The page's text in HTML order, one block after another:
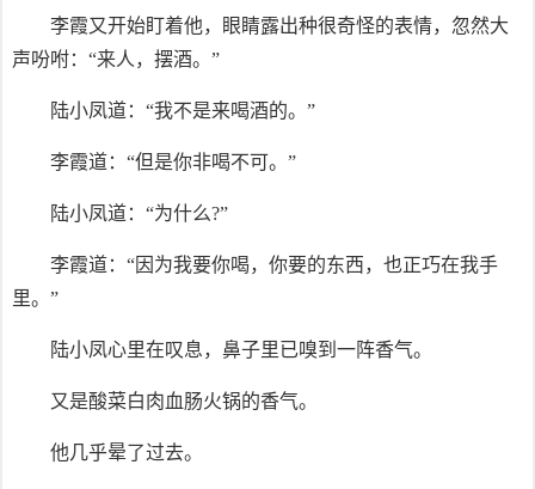
李霞又开始盯着他，眼睛露出种很奇怪的表情，忽然大
声吩咐：“来人，摆酒。”
陆小凤道：“我不是来喝酒的。”
李霞道：“但是你非喝不可。”
陆小凤道：“为什么?”
李霞道：“因为我要你喝，你要的东西，也正巧在我手
里。”
陆小凤心里在叹息，鼻子里已嗅到一阵香气。
又是酸菜白肉血肠火锅的香气。
他几乎晕了过去。